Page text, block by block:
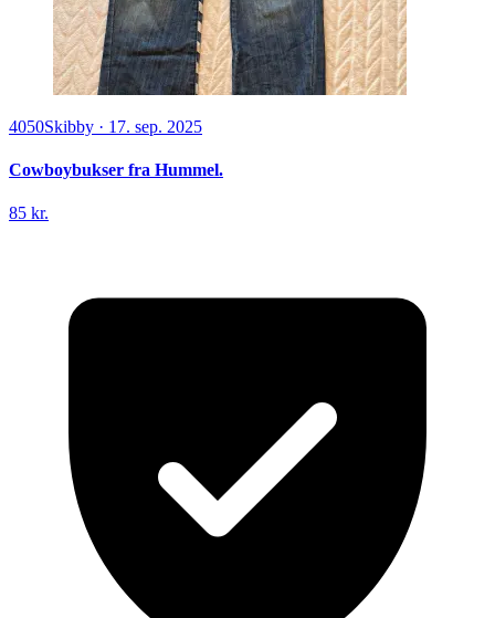
4050Skibby · 17. sep. 2025
Cowboybukser fra Hummel.
85 kr.